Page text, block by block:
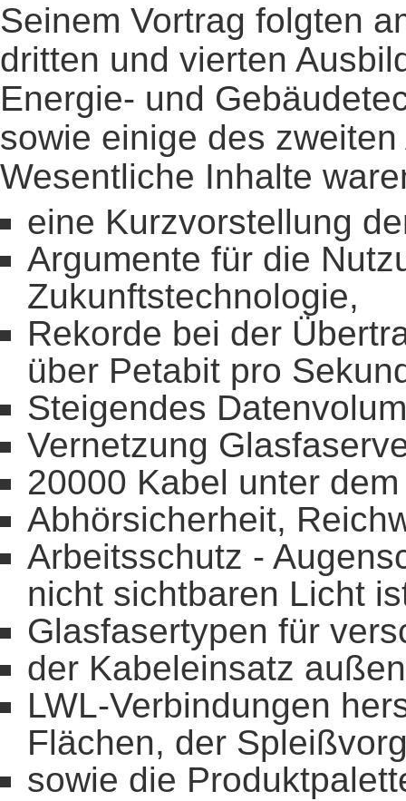
Seinem Vortrag folgten
dritten und vierten
Energie- und
sowie einige des
Wesentliche Inhalte
eine Kurzvorstellung
Argumente für die
Zukunftstechnologie,
Rekorde bei der
über Petabit pro
Steigendes
Vernetzung
20000 Kabel unter
Abhörsicherheit,
Arbeitsschutz -
nicht sichtbaren Licht
Glasfasertypen für
der Kabeleinsatz
LWL-Verbindungen
Flächen, der
sowie die